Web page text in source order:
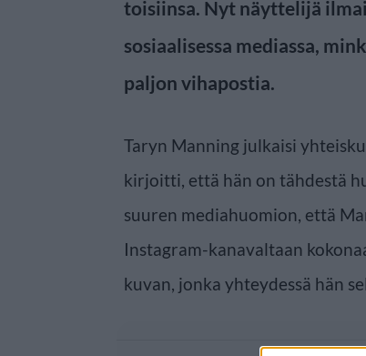
toisiinsa. Nyt näyttelijä
sosiaalisessa mediassa,
paljon vihapostia.
Taryn Manning julkaisi
kirjoitti, että hän on tähdestä
suuren mediahuomion, että
Instagram-kanavaltaan
kuvan, jonka yhteydessä hän